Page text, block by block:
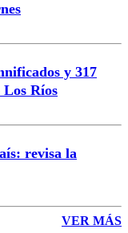
y 317
Los Ríos
revisa la
VER MÁS